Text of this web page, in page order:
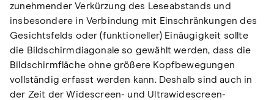
zunehmender Verkürzung des Leseabstands und
insbesondere in Verbindung mit Einschränkungen des
Gesichtsfelds oder (funktioneller) Einäugigkeit sollte
die Bildschirmdiagonale so gewählt werden, dass die
Bildschirmfläche ohne größere Kopfbewegungen
vollständig erfasst werden kann. Deshalb sind auch in
der Zeit der Widescreen- und Ultrawidescreen-